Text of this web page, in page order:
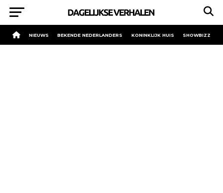
NIEUWS BEKENDE NEDERLANDERS KONINKLIJK HUIS SHOWBIZZ